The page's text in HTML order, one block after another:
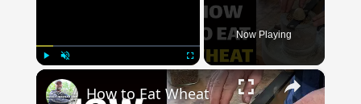
Fullscreen
Now Playing
×
How to Eat Wheat